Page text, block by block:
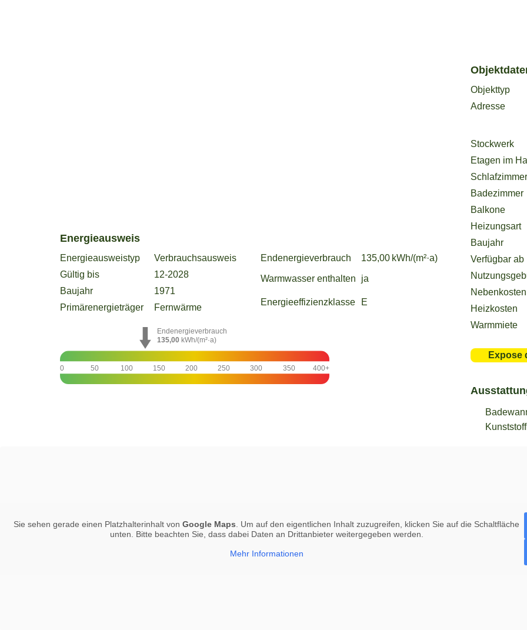
Objekttyp
Adresse
Etagen im
Schlafzimmer
Badezimmer
Balkone
Heizungsart
Baujahr
Verfügbar ab
Nebenkosten
Heizkosten
Warmmiete
Expose
Energieausweistyp
Verbrauchs­ausweis
Gültig bis
12-2028
Baujahr
1971
Primärenergieträger
Fernwärme
Endenergie­verbrauch 135,00 kWh/(m²·a)
Warmwasser enthalten ja
Energie­effizienz­klasse E
0 50 100 150 200 250 300 350 400+
Endenergieverbrauch
135,00kWh/(m²·a)
Sie sehen gerade einen Platzhalterinhalt vonGoogle Maps . Um auf den eigentlichen Inhalt zuzugreifen, klicken Sie auf die Schaltfläche
unten. Bitte beachten Sie, dass dabei Daten an Drittanbieter weitergegeben werden.
Mehr Informationen